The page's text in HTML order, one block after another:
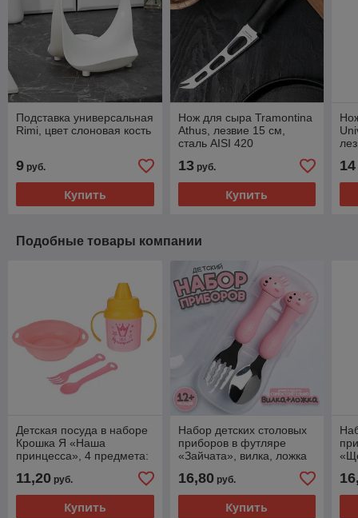
Подставка универсальная
Rimi, цвет слоновая кость
9 руб.
Купить
Нож для сыра Tramontina
Athus, лезвие 15 см,
сталь AISI 420
13руб.
Купить
14
Подобные товары компании
Детская посуда в наборе
Крошка Я «Наша
принцесса», 4 предмета:
вилка, от 5 мес.
11,20 руб.
Купить
Набор детских столовых
приборов в футляре
«Зайчата», вилка, ложка
16,80руб.
Купить